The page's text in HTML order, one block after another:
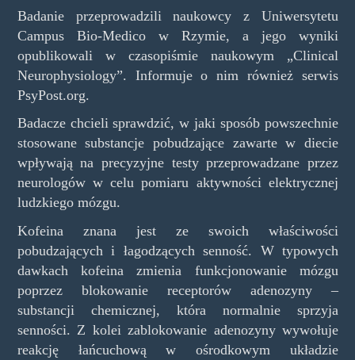
Badanie przeprowadzili naukowcy z Uniwersytetu
Campus Bio-Medico w Rzymie, a jego wyniki
opublikowali w czasopiśmie naukowym „Clinical
Neurophysiology”. Informuje o nim również serwis
PsyPost.org.
Badacze chcieli sprawdzić, w jaki sposób powszechnie
stosowane substancje pobudzające zawarte w diecie
wpływają na precyzyjne testy przeprowadzane przez
neurologów w celu pomiaru aktywności elektrycznej
ludzkiego mózgu.
Kofeina znana jest ze swoich właściwości
pobudzających i łagodzących senność. W typowych
dawkach kofeina zmienia funkcjonowanie mózgu
poprzez blokowanie receptorów adenozyny –
substancji chemicznej, która normalnie sprzyja
senności. Z kolei zablokowanie adenozyny wywołuje
reakcję łańcuchową w ośrodkowym układzie